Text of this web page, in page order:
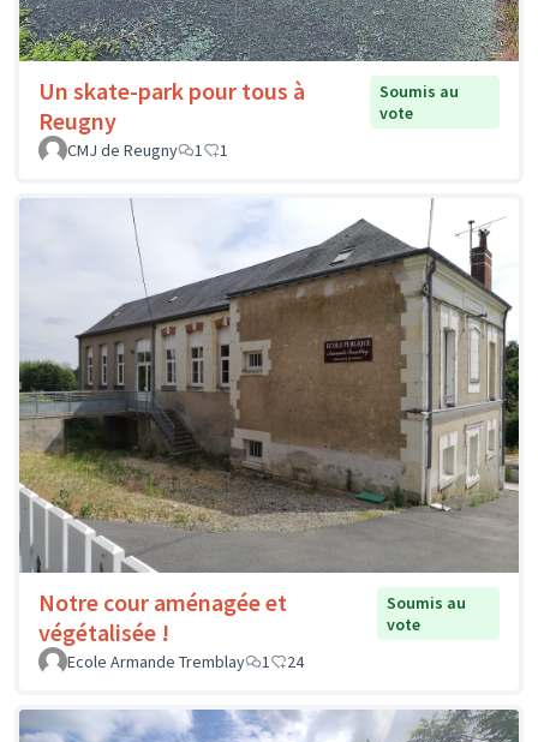
Un skate-park pour tous à
Reugny
Soumis au
vote
CMJ de Reugny
1 1
Notre cour aménagée et
végétalisée !
Soumis au
vote
Ecole Armande Tremblay
1 24